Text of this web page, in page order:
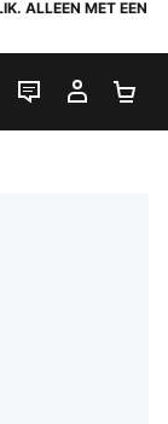
ALLEEN MET EEN
LIVE CHAT
MIJN